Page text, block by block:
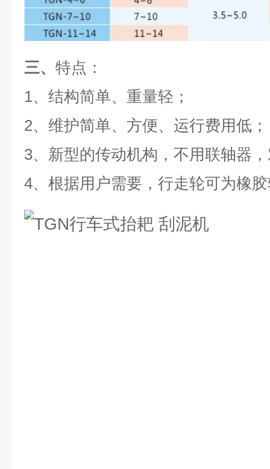
三、 特点：
1、结构简单、重量轻；
2、 维护简单、方便、运行费用低；
3、新型的传动机构，不用联轴器
4、 根据用户需要，行走轮可为橡